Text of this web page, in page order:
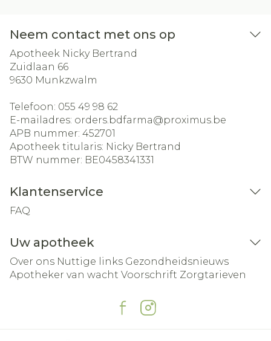
Neem contact met ons op
Apotheek Nicky Bertrand
Zuidlaan 66
9630 Munkzwalm
Telefoon: 055 49 98 62
E-mailadres: orders.bdfarma@proximus.be
APB nummer: 452701
Apotheek titularis: Nicky Bertrand
BTW nummer: BE0458341331
Klantenservice
FAQ
Uw apotheek
Over ons Nuttige links Gezondheidsnieuws
Apotheker van wacht Voorschrift Zorgtarieven